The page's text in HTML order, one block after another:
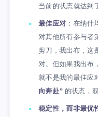
当前的状态就达到
最佳应对 ：在纳什
对其他所有参与者
剪刀，我出布，这
对。但如果我出布
就不是我的最佳应
向奔赴” 的状态，
稳定性，而非最优